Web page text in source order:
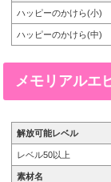
ハッピーのかけら(小)
ハッピーのかけら(中)
メモリアルエ
解放可能レベル
レベル50以上
素材名